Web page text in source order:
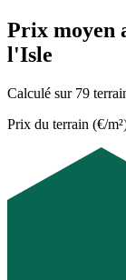
Prix moyen
l'Isle
Calculé sur 79
Prix du terrain (€/